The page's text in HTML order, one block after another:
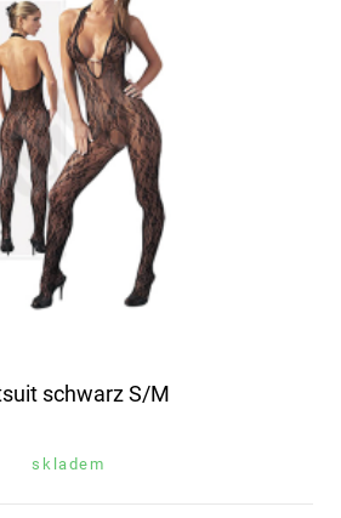
schwarz S/M
skladem